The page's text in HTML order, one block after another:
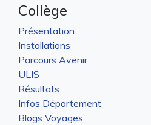
Collège
Présentation
Installations
Parcours Avenir
ULIS
Résultats
Infos Département
Blogs Voyages